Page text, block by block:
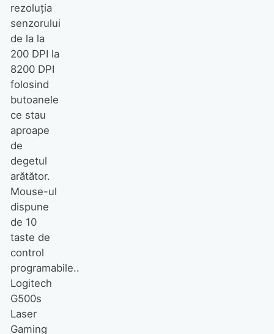
rezoluţia
senzorului
de la la
200 DPI la
8200 DPI
folosind
butoanele
ce stau
aproape
de
degetul
arătător.
Mouse-ul
dispune
de 10
taste de
control
programabile..
Logitech
G500s
Laser
Gaming